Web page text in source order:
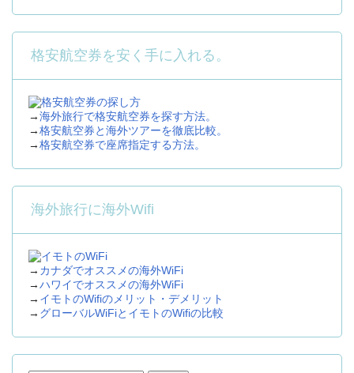
格安航空券を安く手に入れる。
→海外旅行で格安航空券を探す方法。
→格安航空券と海外ツアーを徹底比較。
→格安航空券で座席指定する方法。
海外旅行に海外Wifi
→ カナダでオススメの海外WiFi
→ハワイでオススメの海外WiFi
→ イモトのWifiのメリット・デメリット
→ グローバルWiFiとイモトのWifiの比較